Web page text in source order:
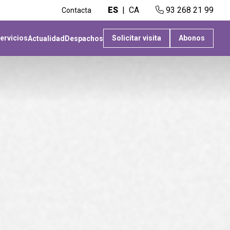
Contacta ES CA 93 268 21 99
Actualidad Despachos Solicitar visita Abonos